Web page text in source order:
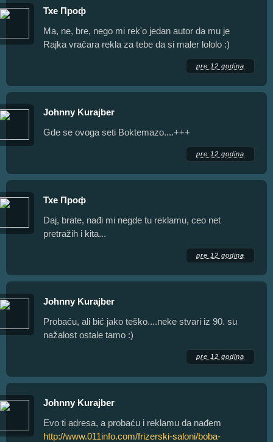
Тхе Проф
Ma, ne, bre, nego mi rek'o jedan autor da mu je
Rajka vračara rekla za tebe da si maler lololo :)
pre 12 godina
Johnny Kurajber
Gde se ovoga seti Boktemazo....+++
pre 12 godina
Тхе Проф
Daj, brate, nađi mi negde tu reklamu, ceo net
pretražih i kita...
pre 12 godina
Johnny Kurajber
Probaću, ali bić jako teško....neke stvari iz 90. su
nažalost ostale tamo :)
pre 12 godina
Johnny Kurajber
Evo ti adresa, a probaću i reklamu da nađem
http://www.011info.com/frizerski-saloni/boba-